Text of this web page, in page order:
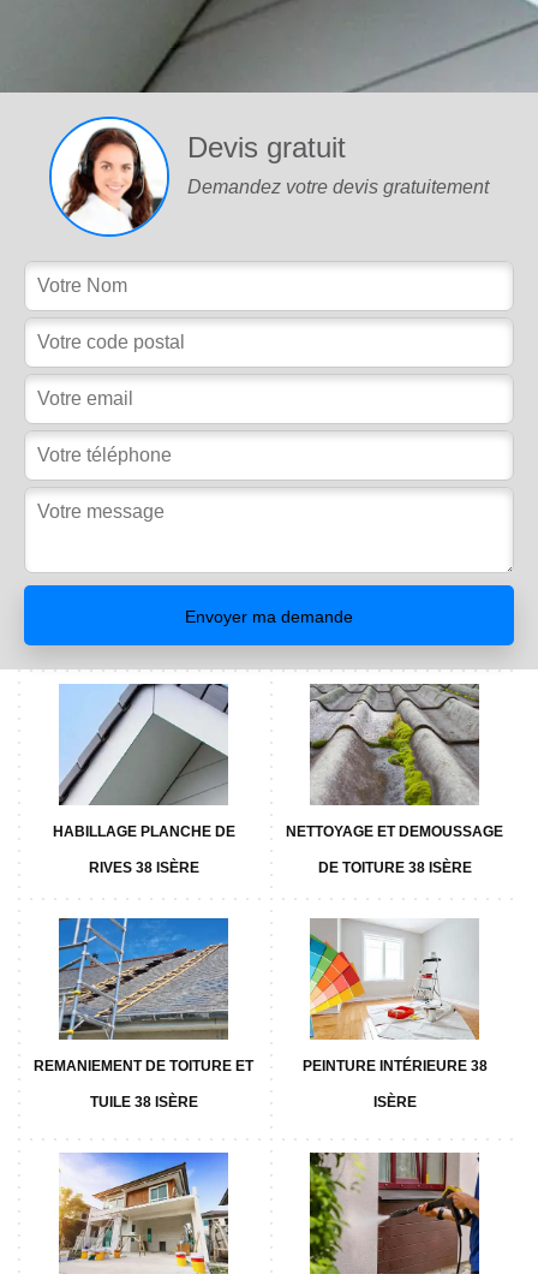
Devis gratuit
Demandez votre devis gratuitement
HABILLAGE PLANCHE DE
RIVES 38 ISÈRE
NETTOYAGE ET DEMOUSSAGE
DE TOITURE 38 ISÈRE
REMANIEMENT DE TOITURE ET
TUILE 38 ISÈRE
PEINTURE INTÉRIEURE 38
ISÈRE